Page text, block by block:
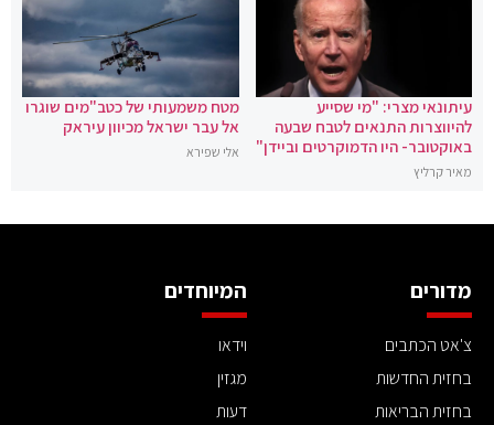
עיתונאי מצרי: "מי שסייע
להיווצרות התנאים לטבח שבעה
באוקטובר- היו הדמוקרטים וביידן"
מאיר קרליץ
מטח משמעותי של כטב"מים שוגרו
אל עבר ישראל מכיוון עיראק
אלי שפירא
מדורים
צ'אט הכתבים
בחזית החדשות
בחזית הבריאות
המיוחדים
וידאו
מגזין
דעות